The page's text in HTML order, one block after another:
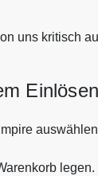
uns kritisch
legen.